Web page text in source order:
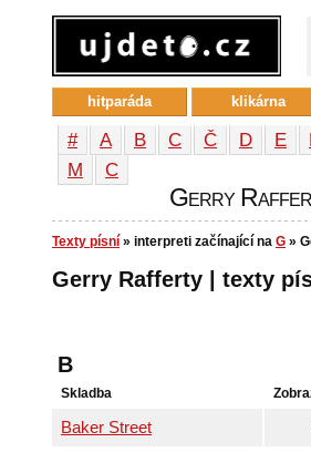
# A B C Č D E
М
С
Gerry
Texty písní » interpreti začínající na G »
Gerry Rafferty | texty
B
Skladba
Baker Street
hitparáda klikárna